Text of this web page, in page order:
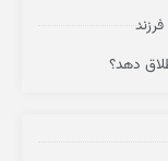
دهد؟